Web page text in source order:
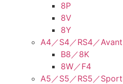
8P
8V
8Y
A4／S4／RS4／
B8／8K
8W／F4
A5／S5／RS5／